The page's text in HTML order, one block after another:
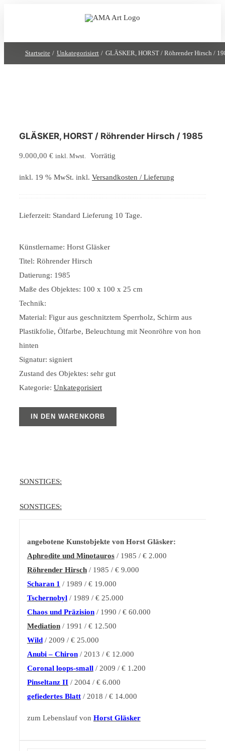
Startseite Unkategorisiert GLÄSKER, HORST / Röhrender Hirsch /
GLÄSKER, HORST / Röhrender Hirsch / 1985
9.000,00 € inkl. Mwst. Vorrätig
inkl. 19 % MwSt. inkl. Versandkosten / Lieferung
Lieferzeit: Standard Lieferung 10 Tage.
Künstlername: Horst Gläsker
Titel: Röhrender Hirsch
Datierung: 1985
Maße des Objektes: 100 x 100 x 25 cm
Technik:
Material: Figur aus geschnitztem Sperrholz, Schirm aus
Plastikfolie, Ölfarbe, Beleuchtung mit Neonröhre von hon
hinten
Signatur: signiert
Zustand des Objektes: sehr gut
Kategorie: Unkategorisiert
IN DEN WARENKORB
SONSTIGES:
SONSTIGES:
angebotene Kunstobjekte von Horst Gläsker:
Aphrodite und Minotauros/ 1985 / € 2.000
Röhrender Hirsch/ 1985 / € 9.000
Scharan 1 / 1989 / € 19.000
Tschernobyl/ 1989 / € 25.000
Chaos und Präzision/ 1990 / € 60.000
Mediation/ 1991 / € 12.500
Wild/ 2009 / € 25.000
Anubi – Chiron/ 2013 / € 12.000
Coronal loops-small/ 2009 / € 1.200
Pinseltanz II/ 2004 / € 6.000
gefiedertes Blatt/ 2018 / € 14.000
zum Lebenslauf von Horst Gläsker